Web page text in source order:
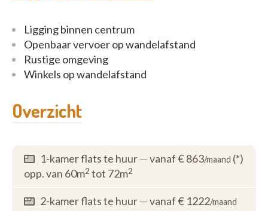
Ligging binnen centrum
Openbaar vervoer op wandelafstand
Rustige omgeving
Winkels op wandelafstand
Overzicht
1-kamer flats te huur—vanaf € 863/maand (*)
opp. van 60m2 tot 72m2
2-kamer flats te huur—vanaf € 1222/maand